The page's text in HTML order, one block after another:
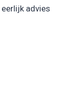
advies